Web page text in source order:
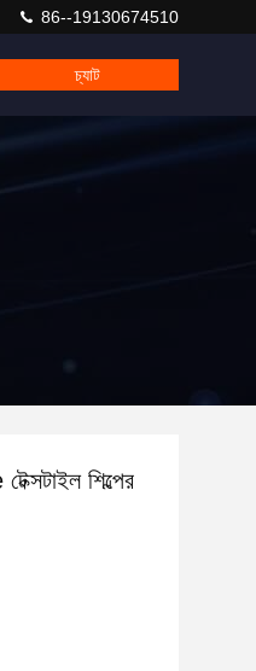
86--19130674510
চ্যাট
শিল্পের